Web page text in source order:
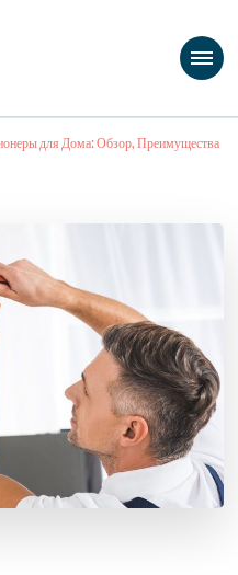
для Дома: Обзор, Преимущества